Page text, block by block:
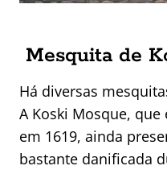
Mesquita de
Há diversas
A Koski Mosque,
em 1619, ainda
bastante danificada